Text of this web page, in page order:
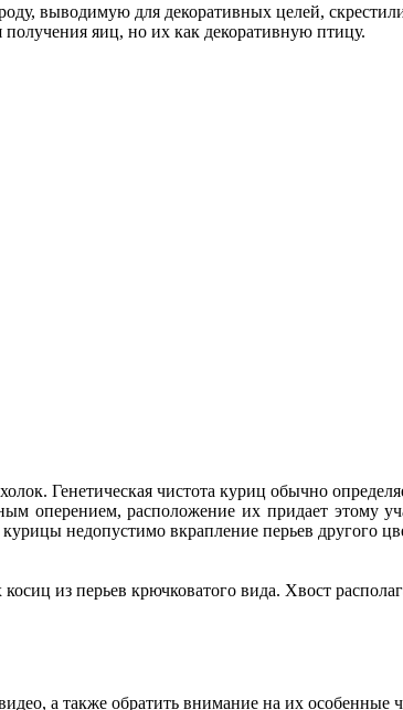
выводимую для декоративных целей,
яиц, но их как декоративную птицу.
Генетическая чистота куриц обычно
оперением, расположение их придает этому
недопустимо вкрапление перьев другого
из перьев крючковатого вида. Хвост
а также обратить внимание на их особенные